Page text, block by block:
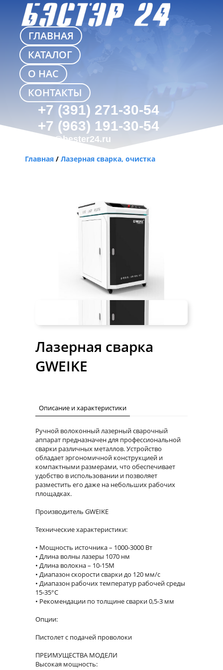
ГЛАВНАЯ
КАТАЛОГ
О НАС
КОНТАКТЫ
+7 (391) 271-30-54
+7 (963) 191-30-54
info@bester24.ru
Главная /Лазерная сварка, очистка
Лазерная сварка
GWEIKE
Описание и характеристики
Ручной волоконный лазерный сварочный
аппарат предназначен для профессиональной
сварки различных металлов. Устройство
обладает эргономичной конструкцией и
компактными размерами, что обеспечивает
удобство в использовании и позволяет
разместить его даже на небольших рабочих
площадках.
Производитель GWEIKE
Технические характеристики:
Мощность источника – 1000-3000 Вт
Длина волны лазеры 1070 нм
Длина волокна – 10-15М
Диапазон скорости сварки до 120 мм/c
Диапазон рабочих температур рабочей среды
15-35°C
Рекомендации по толщине сварки 0,5-3 мм
Опции:
Пистолет с подачей проволоки
ПРЕИМУЩЕСТВА МОДЕЛИ
Высокая мощность: